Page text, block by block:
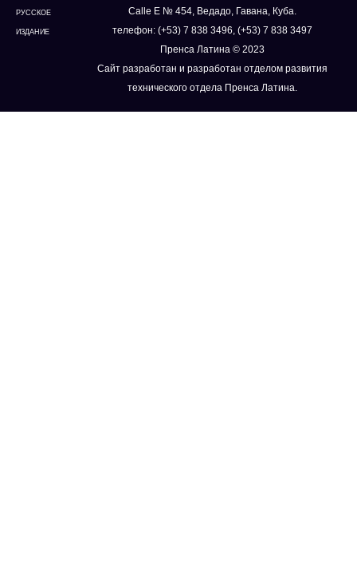
РУССКОЕ
ИЗДАНИЕ
Calle E № 454, Ведадо, Гавана, Куба.
телефон: (+53) 7 838 3496, (+53) 7 838 3497
Пренса Латина © 2023
Сайт разработан и разработан отделом развития
технического отдела Пренса Латина.